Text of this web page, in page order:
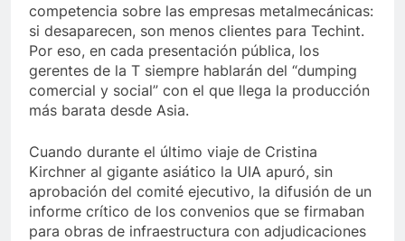
competencia sobre las empresas metalmecánicas:
si desaparecen, son menos clientes para Techint.
Por eso, en cada presentación pública, los
gerentes de la T siempre hablarán del “dumping
comercial y social” con el que llega la producción
más barata desde Asia.
Cuando durante el último viaje de Cristina
Kirchner al gigante asiático la UIA apuró, sin
aprobación del comité ejecutivo, la difusión de un
informe crítico de los convenios que se firmaban
para obras de infraestructura con adjudicaciones